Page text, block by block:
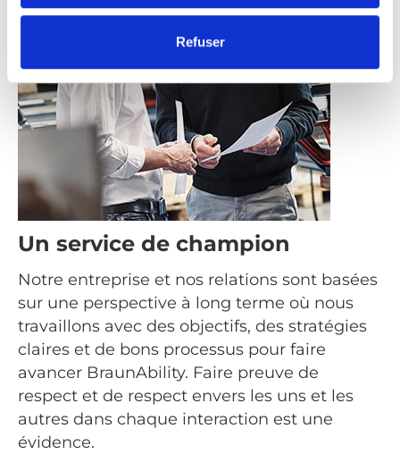
Refuser
Un service de champion
Notre entreprise et nos relations sont basées
sur une perspective à long terme où nous
travaillons avec des objectifs, des stratégies
claires et de bons processus pour faire
avancer BraunAbility. Faire preuve de
respect et de respect envers les uns et les
autres dans chaque interaction est une
évidence.